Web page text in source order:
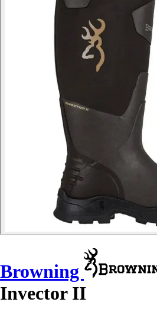
Browning
Invector II